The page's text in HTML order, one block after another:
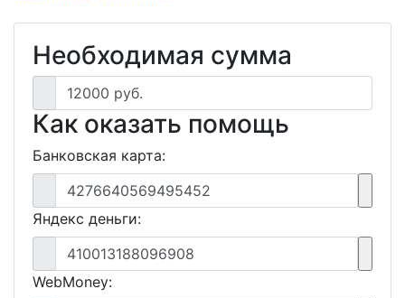
Необходимая сумма
12000 руб.
Как оказать помощь
Банковская карта:
4276640569495452
Яндекс деньги:
410013188096908
WebMoney: